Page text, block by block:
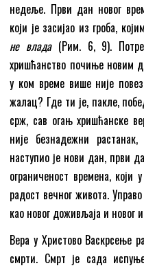
недеље. Први дан новог
који је засијао из гроба,
не влада (Рим. 6, 9).
хришћанство почиње новим
у ком време више није
жалац? Где ти је, пакле,
срж, сав огањ хришћанске
није безнадежни
наступио је нови дан, први
ограниченост времена,
радост вечног живота.
као новог доживљаја и новог
Вера у Христово Васкрсење
смрти. Смрт је сада